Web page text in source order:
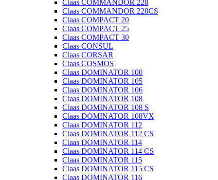
Claas COMMANDOR 228
Claas COMMANDOR 228CS
Claas COMPACT 20
Claas COMPACT 25
Claas COMPACT 30
Claas CONSUL
Claas CORSAR
Claas COSMOS
Claas DOMINATOR 100
Claas DOMINATOR 105
Claas DOMINATOR 106
Claas DOMINATOR 108
Claas DOMINATOR 108 S
Claas DOMINATOR 108VX
Claas DOMINATOR 112
Claas DOMINATOR 112 CS
Claas DOMINATOR 114
Claas DOMINATOR 114 CS
Claas DOMINATOR 115
Claas DOMINATOR 115 CS
Claas DOMINATOR 116